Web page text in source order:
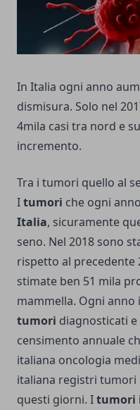
In Italia ogni anno
dismisura. Solo nel
4mila casi tra nord e
incremento.
Tra i tumori quello al
Itumori che ogni
Italia, sicuramente
seno. Nel 2018 sono
rispetto al precedente
stimate ben 51 mila
mammella. Ogni
tumori diagnosticati
censimento annuale
italiana oncologia
italiana registri tumori
questi giorni. Itumori